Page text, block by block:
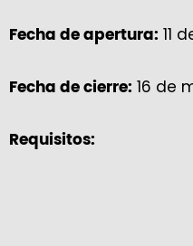
Fecha de apertura: 11
Fecha de cierre: 16 de
Requisitos: